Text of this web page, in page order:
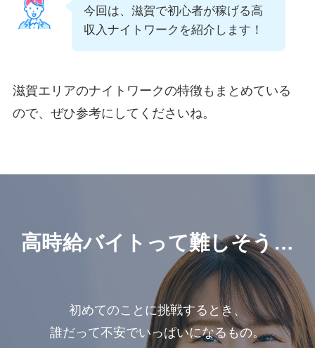
今回は、滋賀で初心者が稼げる高
収入ナイトワークを紹介します！
滋賀エリアのナイトワークの特徴もまとめている
ので、ぜひ参考にしてくださいね。
高時給バイトって難しそう…
初めてのことに挑戦するとき、
誰だって不安でいっぱいになるもの。